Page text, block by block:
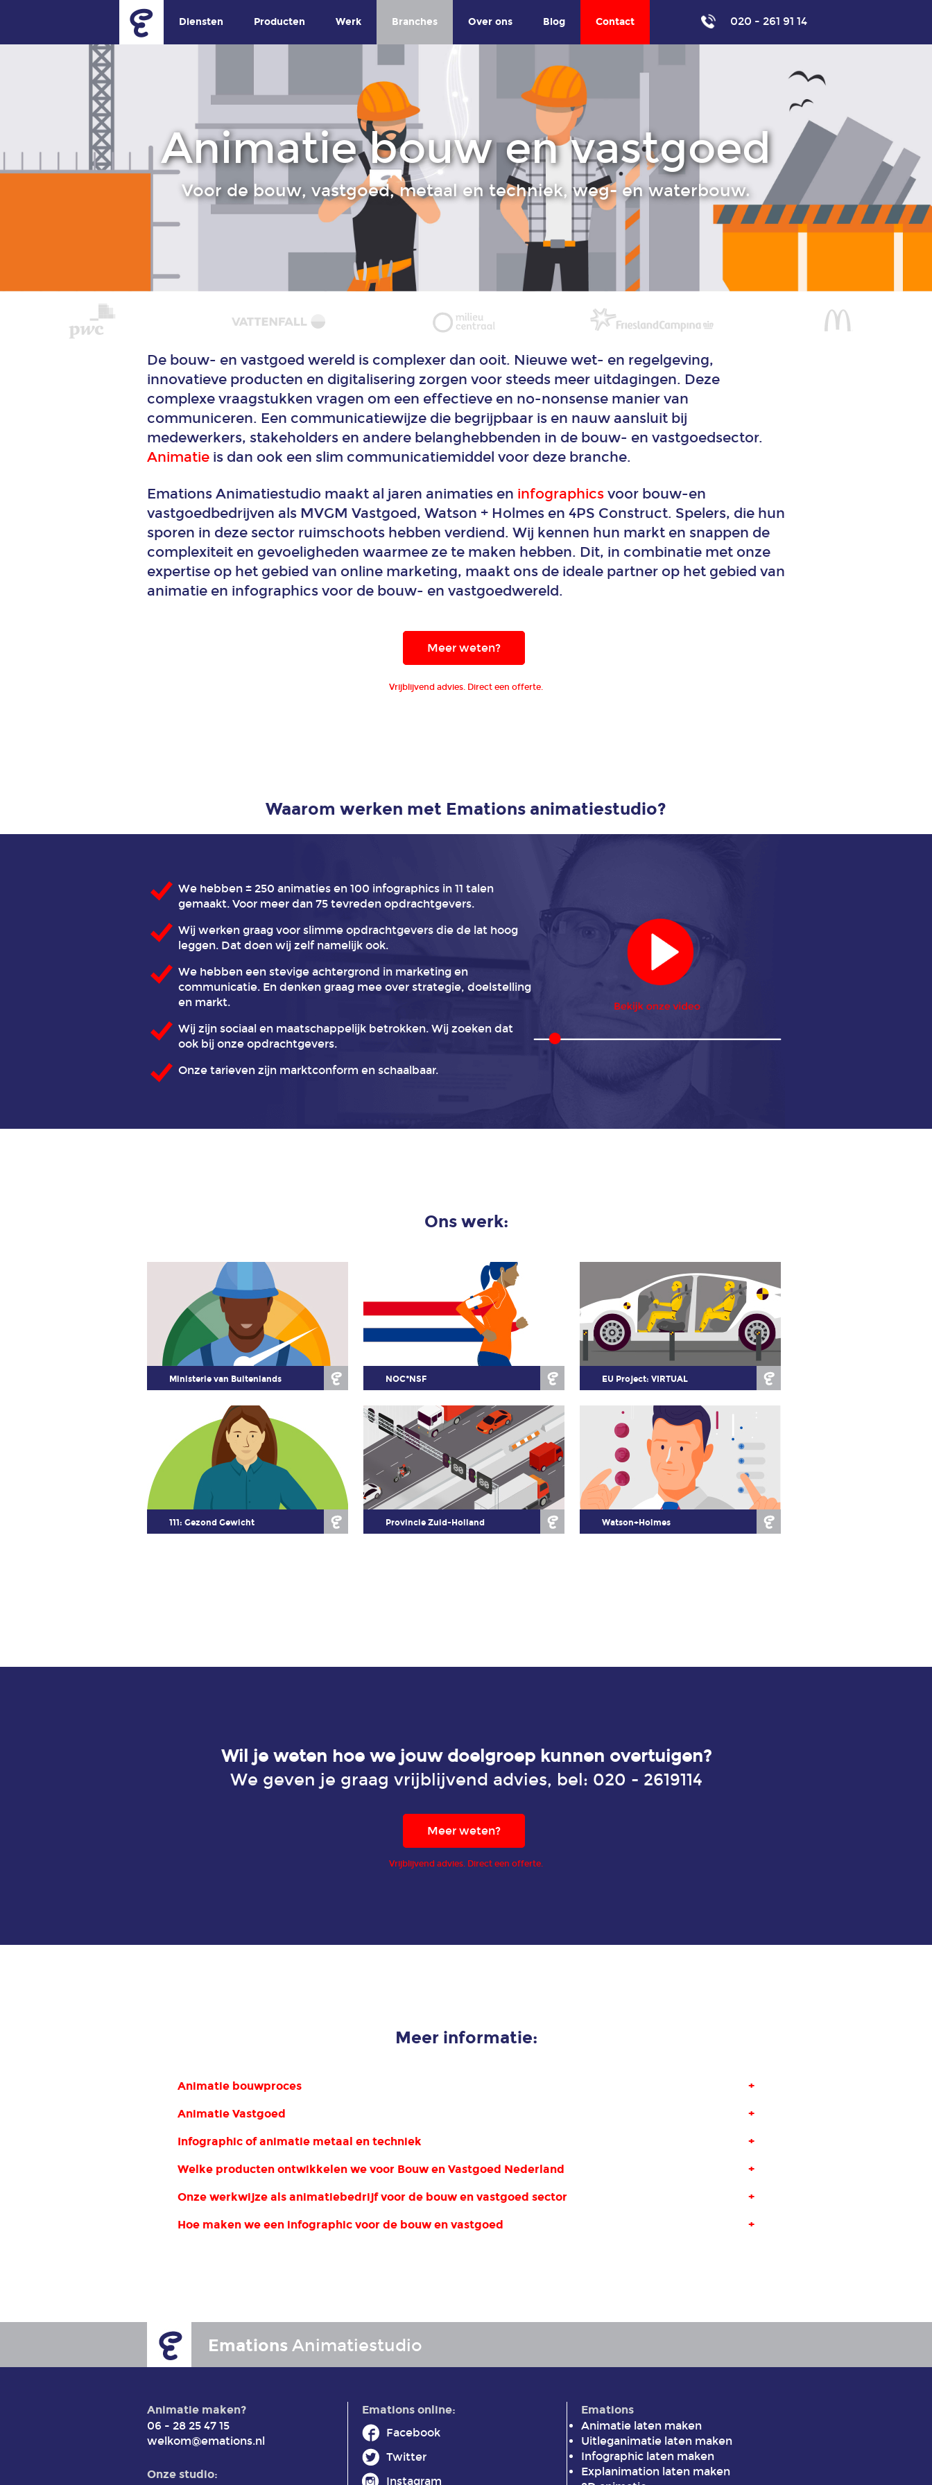
Diensten Producten Werk Branches Over ons Blog Contact 020 - 261 91 14
Animatie bouw en vastgoed
Voor de bouw, vastgoed, metaal en techniek, weg- en waterbouw.
De bouw- en vastgoed wereld is complexer dan ooit. Nieuwe wet- en regelgeving,
innovatieve producten en digitalisering zorgen voor steeds meer uitdagingen. Deze
complexe vraagstukken vragen om een effectieve en no-nonsense manier van
communiceren. Een communicatiewijze die begrijpbaar is en nauw aansluit bij
medewerkers, stakeholders en andere belanghebbenden in de bouw- en vastgoedsector.
Animatie is dan ook een slim communicatiemiddel voor deze branche.
Emations Animatiestudio maakt al jaren animaties en infographics voor bouw-en
vastgoedbedrijven als MVGM Vastgoed, Watson + Holmes en 4PS Construct. Spelers, die hun
sporen in deze sector ruimschoots hebben verdiend. Wij kennen hun markt en snappen de
complexiteit en gevoeligheden waarmee ze te maken hebben. Dit, in combinatie met onze
expertise op het gebied van online marketing, maakt ons de ideale partner op het gebied van
animatie en infographics voor de bouw- en vastgoedwereld.
Meer weten?
Vrijblijvend advies. Direct een offerte.
Waarom werken met Emations animatiestudio?
We hebben ± 250 animaties en 100 infographics in 11 talen
gemaakt. Voor meer dan 75 tevreden opdrachtgevers.
Wij werken graag voor slimme opdrachtgevers die de lat hoog
leggen. Dat doen wij zelf namelijk ook.
We hebben een stevige achtergrond in marketing en
communicatie. En denken graag mee over strategie, doelstelling
en markt.
Wij zijn sociaal en maatschappelijk betrokken. Wij zoeken dat
ook bij onze opdrachtgevers.
Onze tarieven zijn marktconform en schaalbaar.
Ons werk:
Ministerie van Buitenlands NOC*NSF EU Project: VIRTUAL
111: Gezond Gewicht Provincie Zuid-Holland Watson+Holmes
Wil je weten hoe we jouw doelgroep kunnen overtuigen?
We geven je graag vrijblijvend advies, bel: 020 - 2619114
Meer weten?
Vrijblijvend advies. Direct een offerte.
Meer informatie:
+
Animatie bouwproces
+
Animatie Vastgoed
+
Infographic of animatie metaal en techniek
+
Welke producten ontwikkelen we voor Bouw en Vastgoed Nederland
+
Onze werkwijze als animatiebedrijf voor de bouw en vastgoed sector
+
Hoe maken we een infographic voor de bouw en vastgoed
Emations Animatiestudio
Animatie maken?
06 - 28 25 47 15
welkom@emations.nl
Onze studio:
Emations online:
Facebook
Twitter
Instagram
Emations
Animatie laten maken
Uitleganimatie laten maken
Infographic laten maken
Explanimation laten maken